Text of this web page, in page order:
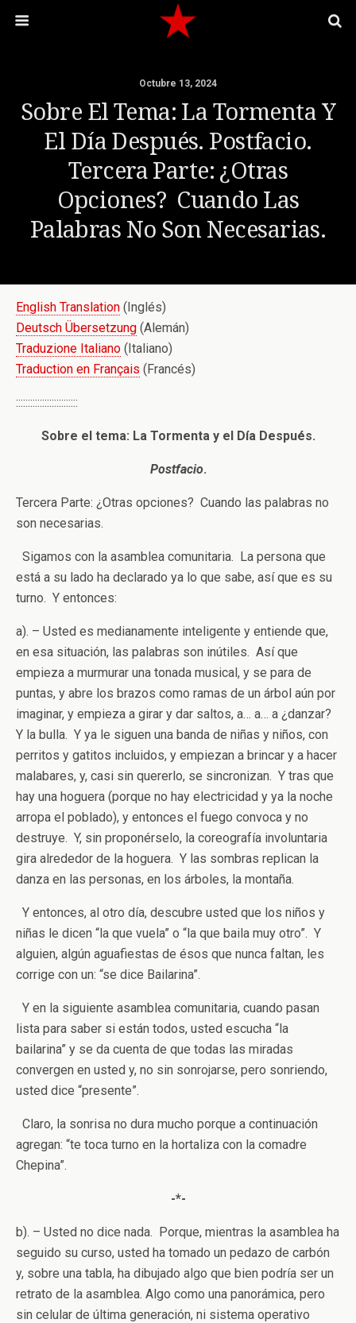
Octubre 13, 2024
Sobre El Tema: La Tormenta Y
El Día Después. Postfacio.
Tercera Parte: ¿Otras
Opciones? Cuando Las
Palabras No Son Necesarias.
English Translation (Inglés)
Deutsch Übersetzung (Alemán)
Traduzione Italiano (Italiano)
Traduction en Français (Francés)
::::::::::::::::::::::::::
Sobre el tema: La Tormenta y el Día Después.
Postfacio.
Tercera Parte: ¿Otras opciones? Cuando las palabras no
son necesarias.
Sigamos con la asamblea comunitaria. La persona que
está a su lado ha declarado ya lo que sabe, así que es su
turno. Y entonces:
a). – Usted es medianamente inteligente y entiende que,
en esa situación, las palabras son inútiles. Así que
empieza a murmurar una tonada musical, y se para de
puntas, y abre los brazos como ramas de un árbol aún por
imaginar, y empieza a girar y dar saltos, a… a… a ¿danzar?
Y la bulla. Y ya le siguen una banda de niñas y niños, con
perritos y gatitos incluidos, y empiezan a brincar y a hacer
malabares, y, casi sin quererlo, se sincronizan. Y tras que
hay una hoguera (porque no hay electricidad y ya la noche
arropa el poblado), y entonces el fuego convoca y no
destruye. Y, sin proponérselo, la coreografía involuntaria
gira alrededor de la hoguera. Y las sombras replican la
danza en las personas, en los árboles, la montaña.
Y entonces, al otro día, descubre usted que los niños y
niñas le dicen “la que vuela” o “la que baila muy otro”. Y
alguien, algún aguafiestas de ésos que nunca faltan, les
corrige con un: “se dice Bailarina”.
Y en la siguiente asamblea comunitaria, cuando pasan
lista para saber si están todos, usted escucha “la
bailarina” y se da cuenta de que todas las miradas
convergen en usted y, no sin sonrojarse, pero sonriendo,
usted dice “presente”.
Claro, la sonrisa no dura mucho porque a continuación
agregan: “te toca turno en la hortaliza con la comadre
Chepina”.
-*-
b). – Usted no dice nada. Porque, mientras la asamblea ha
seguido su curso, usted ha tomado un pedazo de carbón
y, sobre una tabla, ha dibujado algo que bien podría ser un
retrato de la asamblea. Algo como una panorámica, pero
sin celular de última generación, ni sistema operativo